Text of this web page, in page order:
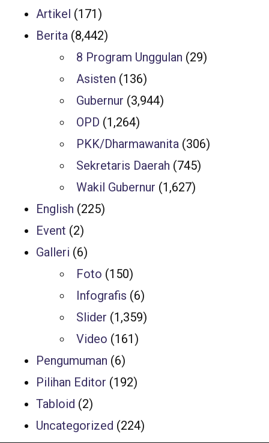
Artikel (171)
Berita (8,442)
8 Program Unggulan (29)
Asisten (136)
Gubernur (3,944)
OPD (1,264)
PKK/Dharmawanita (306)
Sekretaris Daerah (745)
Wakil Gubernur (1,627)
English (225)
Event (2)
Galleri (6)
Foto (150)
Infografis (6)
Slider (1,359)
Video (161)
Pengumuman (6)
Pilihan Editor (192)
Tabloid (2)
Uncategorized (224)